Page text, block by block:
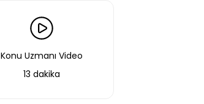
Konu Uzmanı Video
13 dakika